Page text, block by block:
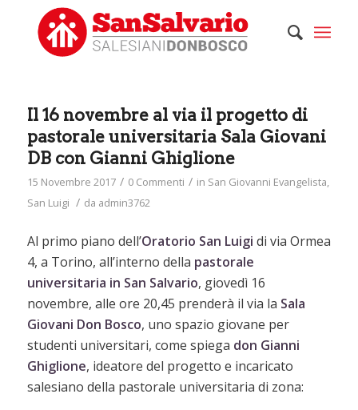
Il 16 novembre al via il progetto di
pastorale universitaria Sala Giovani
DB con Gianni Ghiglione
15 Novembre 2017 / 0 Commenti / in San Giovanni Evangelista,
San Luigi / da admin3762
Al primo piano dell’Oratorio San Luigi di via Ormea
4, a Torino, all’interno della pastorale
universitaria in San Salvario, giovedì 16
novembre, alle ore 20,45 prenderà il via la Sala
Giovani Don Bosco, uno spazio giovane per
studenti universitari, come spiega don Gianni
Ghiglione, ideatore del progetto e incaricato
salesiano della pastorale universitaria di zona: